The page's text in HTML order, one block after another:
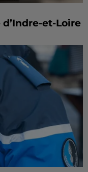
et-Loire